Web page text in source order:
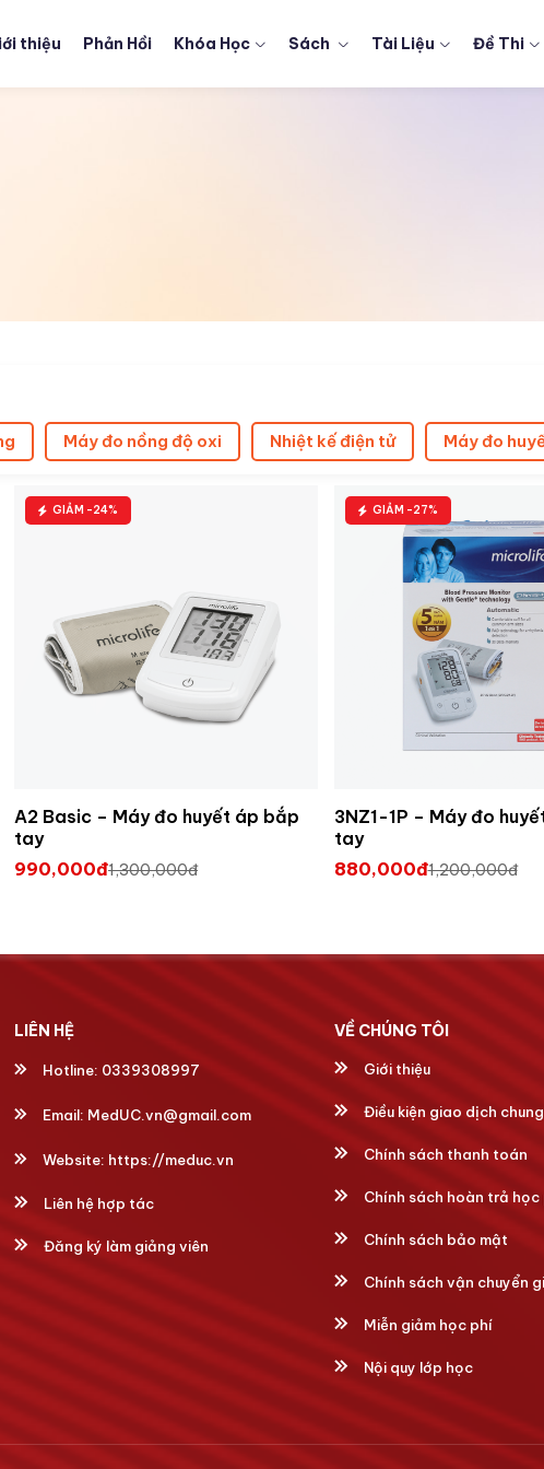
thiệu Phản Hồi Khóa Học Sách Tài Liệu Đề Thi
Máy đo nồng độ oxi Nhiệt kế điện tử Máy đo
GIẢM -24%
A2 Basic – Máy đo huyết áp bắp
tay
990,000đ1,300,000đ
GIẢM -27%
3NZ1-1P – Máy đo
tay
880,000đ1,200,000đ
LIÊN HỆ
Hotline: 0339308997
Email: MedUC.vn@gmail.com
Website: https://meduc.vn
Liên hệ hợp tác
Đăng ký làm giảng viên
VỀ CHÚNG TÔI
Giới thiệu
Điều kiện giao dịch chung
Chính sách thanh toán
Chính sách hoàn trả học
Chính sách bảo mật
Chính sách vận chuyển
Miễn giảm học phí
Nội quy lớp học